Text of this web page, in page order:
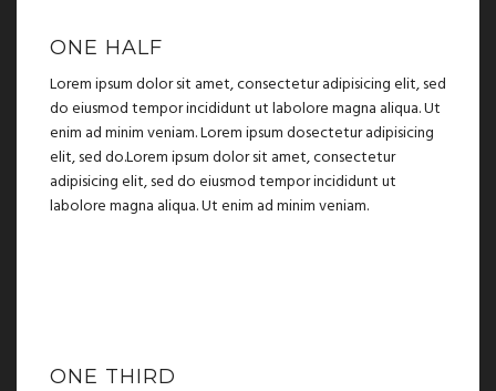
ONE HALF
Lorem ipsum dolor sit amet, consectetur adipisicing elit, sed
do eiusmod tempor incididunt ut labolore magna aliqua. Ut
enim ad minim veniam. Lorem ipsum dosectetur adipisicing
elit, sed do.Lorem ipsum dolor sit amet, consectetur
adipisicing elit, sed do eiusmod tempor incididunt ut
labolore magna aliqua. Ut enim ad minim veniam.
ONE THIRD